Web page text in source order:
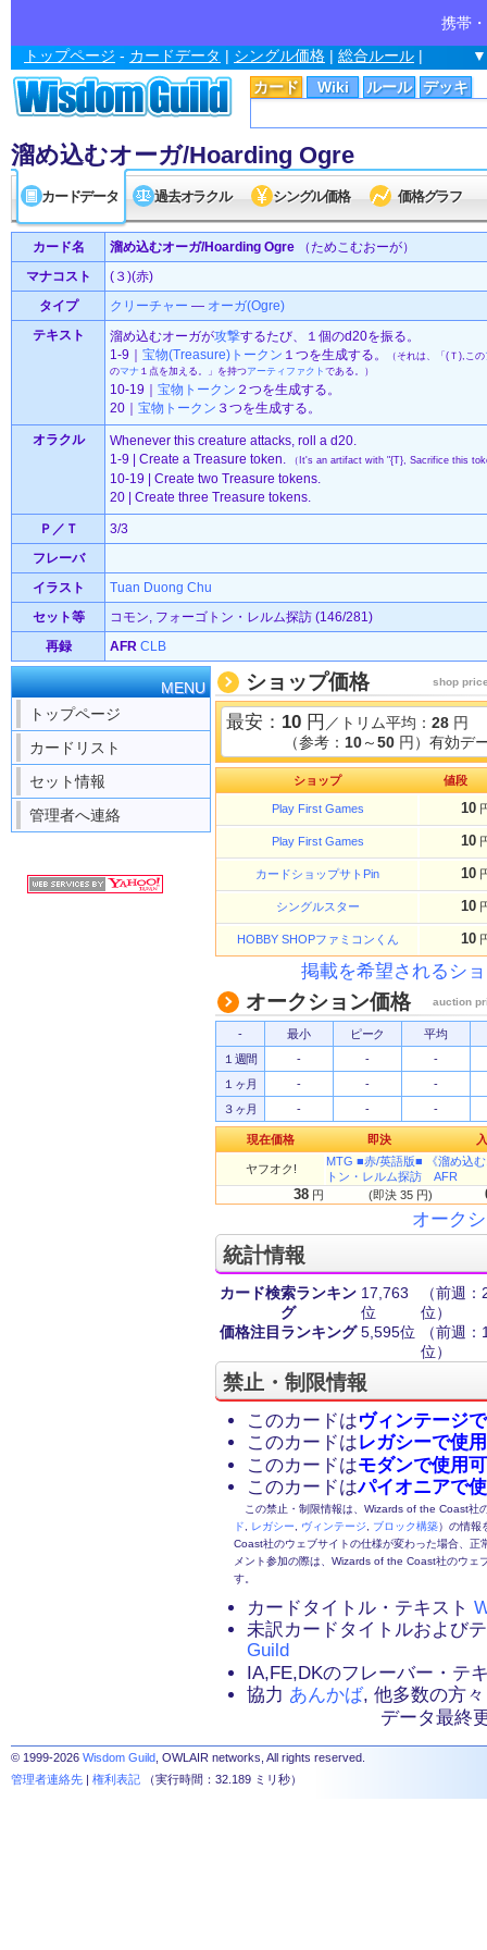
携帯
カード Wiki ルール デッキ
トップページ - カードデータ | シングル価格 | 総合ルール |
溜め込むオーガ/Hoarding Ogre
カードデータ 過去オラクル シングル価格 価格グラフ
カード名 溜め込むオーガ/Hoarding Ogre （ためこむおーが）
マナコスト
(３)(赤)
タイプ
クリーチャー — オーガ(Ogre)
テキスト
溜め込むオーガが攻撃するたび、１個のd20を振る。
1-9｜ 宝物(Treasure) トークン １つを生成する。 （それは、「(Ｔ),この
のマナ １点を加える。」を持つアーティファクト である。）
10-19｜ 宝物 トークン ２つを生成する。
20｜ 宝物 トークン ３つを生成する。
オラクル
Whenever this creature attacks, roll a d20.
1-9 | Create a Treasure token.
（It's an artifact with "{T}, Sacrifice this
10-19 | Create two Treasure tokens.
20 | Create three Treasure tokens.
Ｐ／Ｔ
3/3
フレーバ
イラスト
Tuan Duong Chu
セット等
コモン, フォーゴトン・レルム探訪 (146/281)
再録
AFR CLB
MENU
トップページ
カードリスト
セット情報
管理者へ連絡
ショップ価格 shop
最安： 10 円 ／トリム平均： 28 円
（参考： 10～50 円）有効デ
ショップ 値段
Play First Games 10
Play First Games 10
カードショップサトPin 10
シングルスター 10
HOBBY SHOPファミコンくん 10
掲載を希望されるシ
オークション価格 auction
- 最小 ピーク
平均
１週間
- -
-
１ヶ月
- -
-
３ヶ月
- - -
現在価格 即決
ヤフオク!
MTG ■赤/英語版■ 《溜め込
トン・レルム探訪 AFR
38 円 (即決 35 円)
オーク
統計情報
カード検索ランキン
グ
17,763
位
（前週
位）
価格注目ランキング 5,595位
（前週
位）
禁止・制限情報
このカードはヴィンテージ
このカードはレガシーで使
このカードはモダンで使用
このカードはパイオニアで
この禁止・制限情報は、Wizards of the Coast社
ド
レガシー ヴィンテージ ブロック構築）の情報
Coast社のウェブサイトの仕様が変わった場合、
メント参加の際は、Wizards of the Coast社のウェ
す。
カードタイトル・テキスト
未訳カードタイトルおよび
Guild
IA,FE,DKのフレーバー・テ
協力 あんかば, 他多数の方々
データ最終
© 1999-2026 Wisdom Guild , OWLAIR networks, All rights reserved.
管理者連絡先 | 権利表記 （実行時間：32.189 ミリ秒）